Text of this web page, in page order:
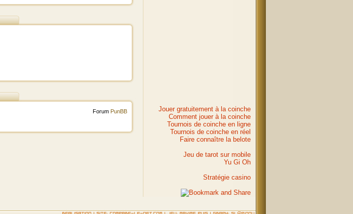
Forum PunBB
Jouer gratuitement à la coinche
Comment jouer à la coinche
Tournois de coinche en ligne
Tournois de coinche en réel
Faire connaître la belote
Jeu de tarot sur mobile
Yu Gi Oh
Stratégie casino